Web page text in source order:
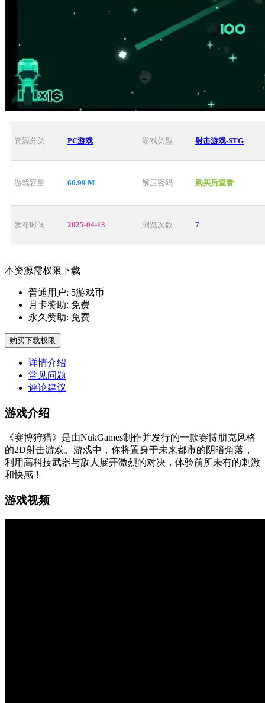
资源分类: PC游戏 游戏类型: 射击游戏-STG
游戏容量: 66.99 M 解压密码: 购买后查看
发布时间: 2025-04-13 浏览次数: 7
本资源需权限下载
普通用户: 5游戏币
月卡赞助: 免费
永久赞助: 免费
购买下载权限
详情介绍
常见问题
评论建议
游戏介绍
《赛博狩猎》是由NukGames制作并发行的一款赛博朋克风格
的2D射击游戏。游戏中，你将置身于未来都市的阴暗角落，
利用高科技武器与敌人展开激烈的对决，体验前所未有的刺激
和快感！
游戏视频